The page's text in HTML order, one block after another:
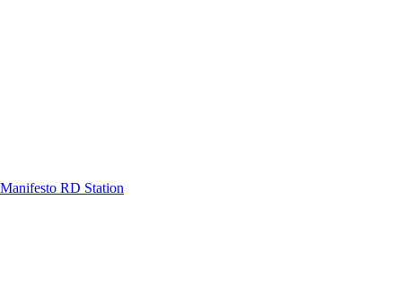
Manifesto RD Station